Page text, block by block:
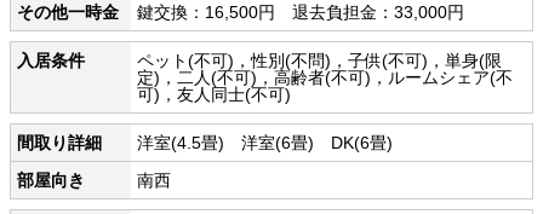
その他一時金
鍵交換：16,500円 退去負担金：33,000円
入居条件
ペット(不可)，性別(不問)，子供(不可)，単身(限
定)，二人(不可)，高齢者(不可)，ルームシェア(不
可)，友人同士(不可)
間取り詳細
洋室(4.5畳) 洋室(6畳) DK(6畳)
部屋向き
南西